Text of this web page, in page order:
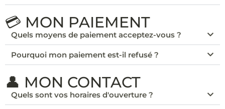
💳 MON PAIEMENT
Quels moyens de paiement acceptez-vous ?
Pourquoi mon paiement est-il refusé ?
👤 MON CONTACT
Quels sont vos horaires d'ouverture ?